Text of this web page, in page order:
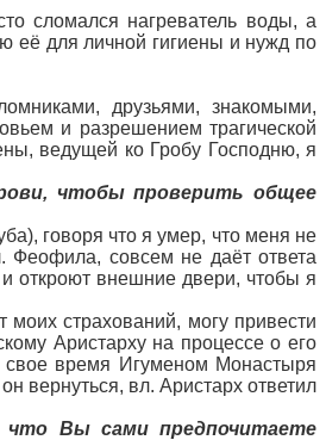
сломался нагреватель воды, а
её для личной гигиены и нужд по
друзьями, знакомыми,
и разрешением трагической
ведущей ко Гробу Господню, я
чтобы проверить общее
говоря что я умер, что меня не
Феофила, совсем не даёт ответа
откроют внешние двери, чтобы я
моих страхований, могу привести
Аристарху на процессе о его
свое время Игуменом Монастыря
вернуться, вл. Аристарх ответил
что Вы сами предпочитаете